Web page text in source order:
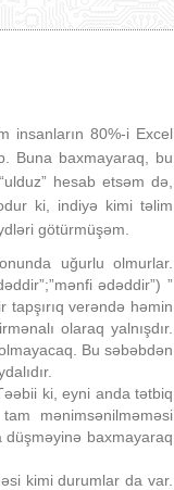
insanların 80%-i Excel
Buna baxmayaraq, bu
hesab etsəm də,
ki, indiyə kimi təlim
götürmüşəm.
uğurlu olmurlar.
ədəddir”) ”
tapşırıq verəndə həmin
olaraq yalnışdır.
Bu səbəbdən
ki, eyni anda tətbiq
mənimsənilməməsi
düşməyinə baxmayaraq
kimi durumlar da var.